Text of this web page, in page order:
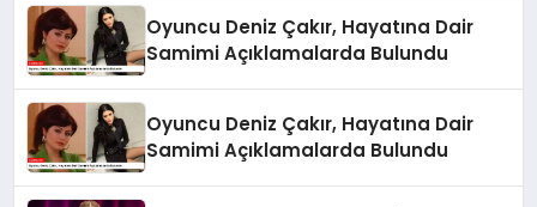
Oyuncu Deniz Çakır, Hayatına Dair
Samimi Açıklamalarda Bulundu
Oyuncu Deniz Çakır, Hayatına Dair
Samimi Açıklamalarda Bulundu